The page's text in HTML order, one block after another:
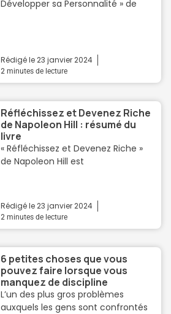
Développer sa Personnalité » de
Rédigé le23 janvier 2024
2 minutes de lecture
Réfléchissez et Devenez Riche
de Napoleon Hill : résumé du
livre
« Réfléchissez et Devenez Riche »
de Napoleon Hill est
Rédigé le23 janvier 2024
2 minutes de lecture
6 petites choses que vous
pouvez faire lorsque vous
manquez de discipline
L’un des plus gros problèmes
auxquels les gens sont confrontés